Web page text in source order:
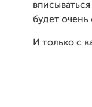
будет
И только с